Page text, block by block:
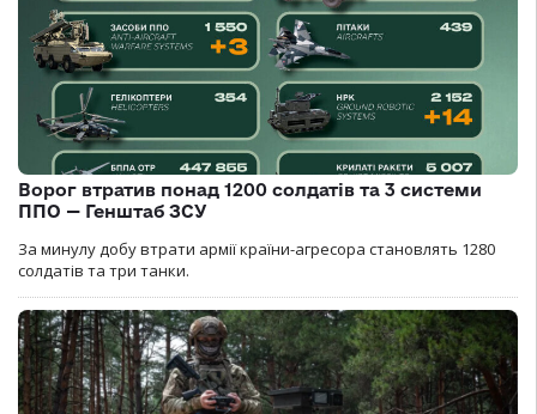
Ворог втратив понад 1200 солдатів та 3 системи
ППО — Генштаб ЗСУ
За минулу добу втрати армії країни-агресора становлять 1280
солдатів та три танки.